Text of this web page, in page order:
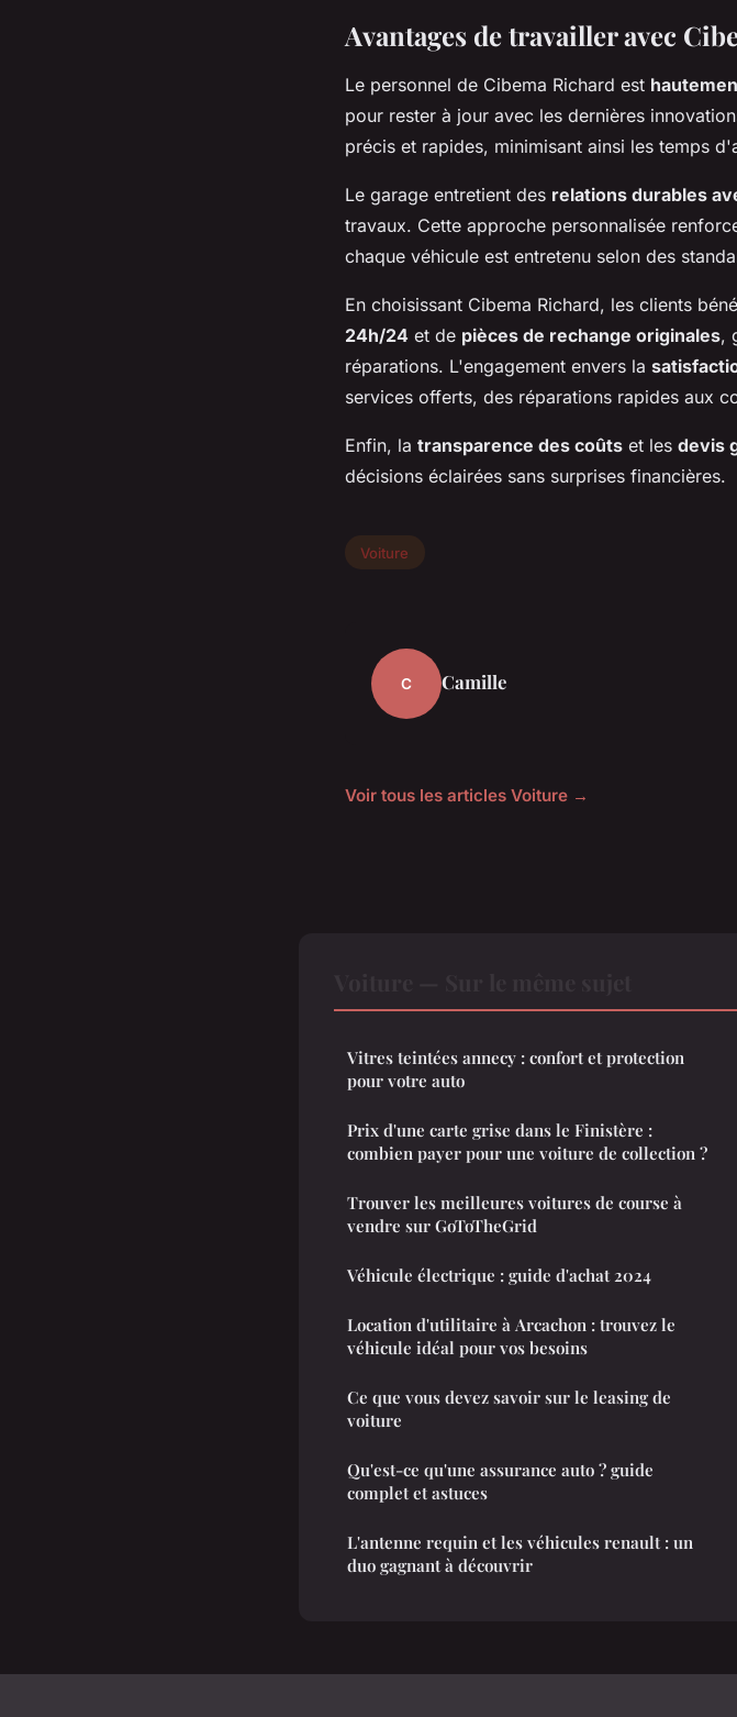
Avantages de travailler avec
Le personnel de Cibema Richard est
pour rester à jour avec les dernières
précis et rapides, minimisant ainsi les temps
Le garage entretient des relations durables
travaux. Cette approche personnalisée
chaque véhicule est entretenu selon des
En choisissant Cibema Richard, les clients
24h/24 et de pièces de rechange originales,
réparations. L'engagement envers la
services offerts, des réparations rapides aux
Enfin, la transparence des coûts et les devis
décisions éclairées sans surprises financières.
Voiture
C Camille
Voir tous les articles Voiture →
Vitres teintées annecy : confort et protection
pour votre auto
Prix d'une carte grise dans le Finistère :
combien payer pour une voiture de collection ?
Trouver les meilleures voitures de course à
vendre sur GoToTheGrid
Véhicule électrique : guide d'achat 2024
Location d'utilitaire à Arcachon : trouvez le
véhicule idéal pour vos besoins
Ce que vous devez savoir sur le leasing de
voiture
Qu'est-ce qu'une assurance auto ? guide
complet et astuces
L'antenne requin et les véhicules renault : un
duo gagnant à découvrir